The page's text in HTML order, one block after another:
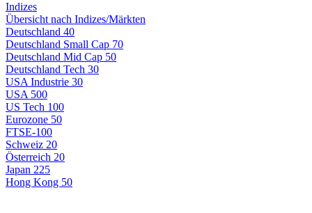
Indizes
Übersicht nach Indizes/Märkten
Deutschland 40
Deutschland Small Cap 70
Deutschland Mid Cap 50
Deutschland Tech 30
USA Industrie 30
USA 500
US Tech 100
Eurozone 50
FTSE-100
Schweiz 20
Österreich 20
Japan 225
Hong Kong 50